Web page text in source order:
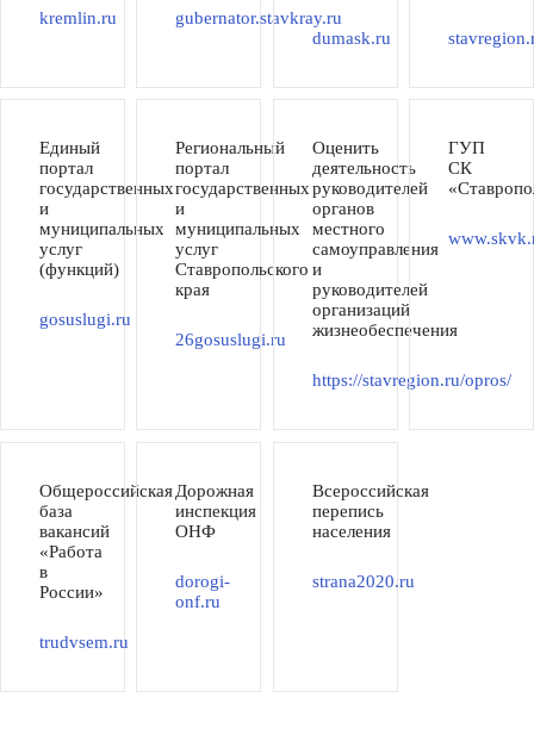
kremlin.ru gubernator.stavkray.ru
dumask.ru
Единый
портал
государственных
и
муниципальных
услуг
(функций)
gosuslugi.ru
Региональный
портал
государственных
и
муниципальных
услуг
Ставропольского
края
26gosuslugi.ru
Оценить
деятельность
руководителей
органов
местного
самоуправления
и
руководителей
организаций
жизнеобеспечения
https://stavregion.ru/opros/
ГУП
СК
Общероссийская
база
вакансий
«Работа
в
России»
trudvsem.ru
Дорожная
инспекция
ОНФ
dorogi-
onf.ru
Всероссийская
перепись
населения
strana2020.ru